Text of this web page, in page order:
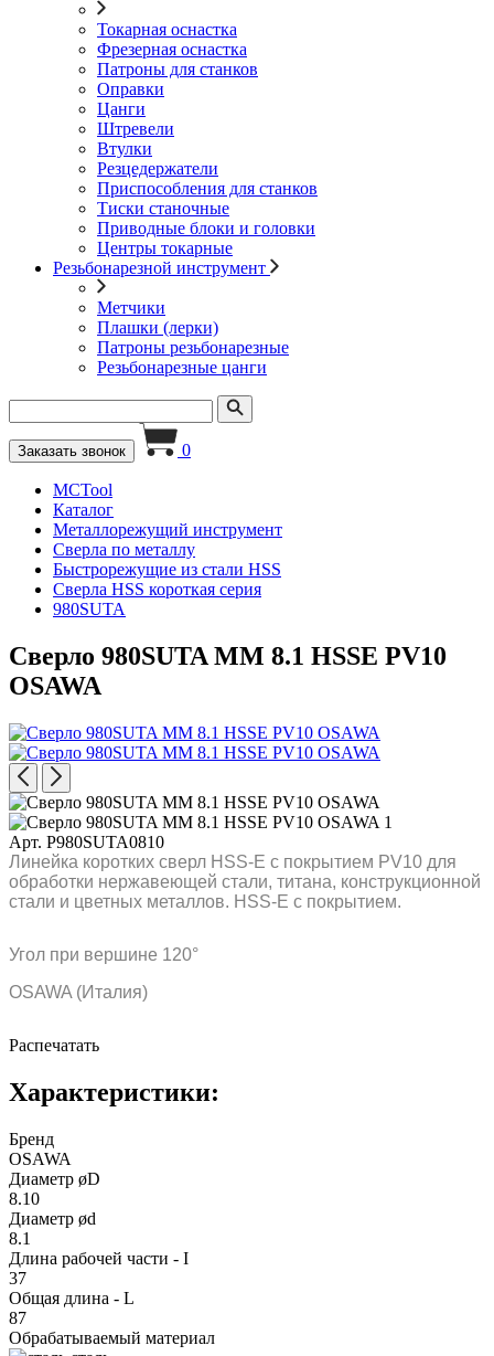
Токарная оснастка
Фрезерная оснастка
Патроны для станков
Оправки
Цанги
Штревели
Втулки
Резцедержатели
Приспособления для станков
Тиски станочные
Приводные блоки и головки
Центры токарные
Резьбонарезной инструмент
Метчики
Плашки (лерки)
Патроны резьбонарезные
Резьбонарезные цанги
Заказать звонок 0
MCTool
Каталог
Металлорежущий инструмент
Сверла по металлу
Быстрорежущие из стали HSS
Сверла HSS короткая серия
980SUTA
Сверло 980SUTA MM 8.1 HSSE PV10
OSAWA
Арт. P980SUTA0810
Линейка коротких сверл HSS-E с покрытием PV10 для
обработки нержавеющей стали, титана, конструкционной
стали и цветных металлов. HSS-E с покрытием.
Угол при вершине 120°
OSAWA (Италия)
Распечатать
Характеристики:
Бренд
OSAWA
Диаметр øD
8.10
Диаметр ød
8.1
Длина рабочей части - I
37
Общая длина - L
87
Обрабатываемый материал